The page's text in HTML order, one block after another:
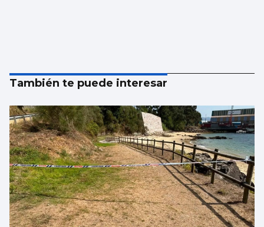
También te puede interesar